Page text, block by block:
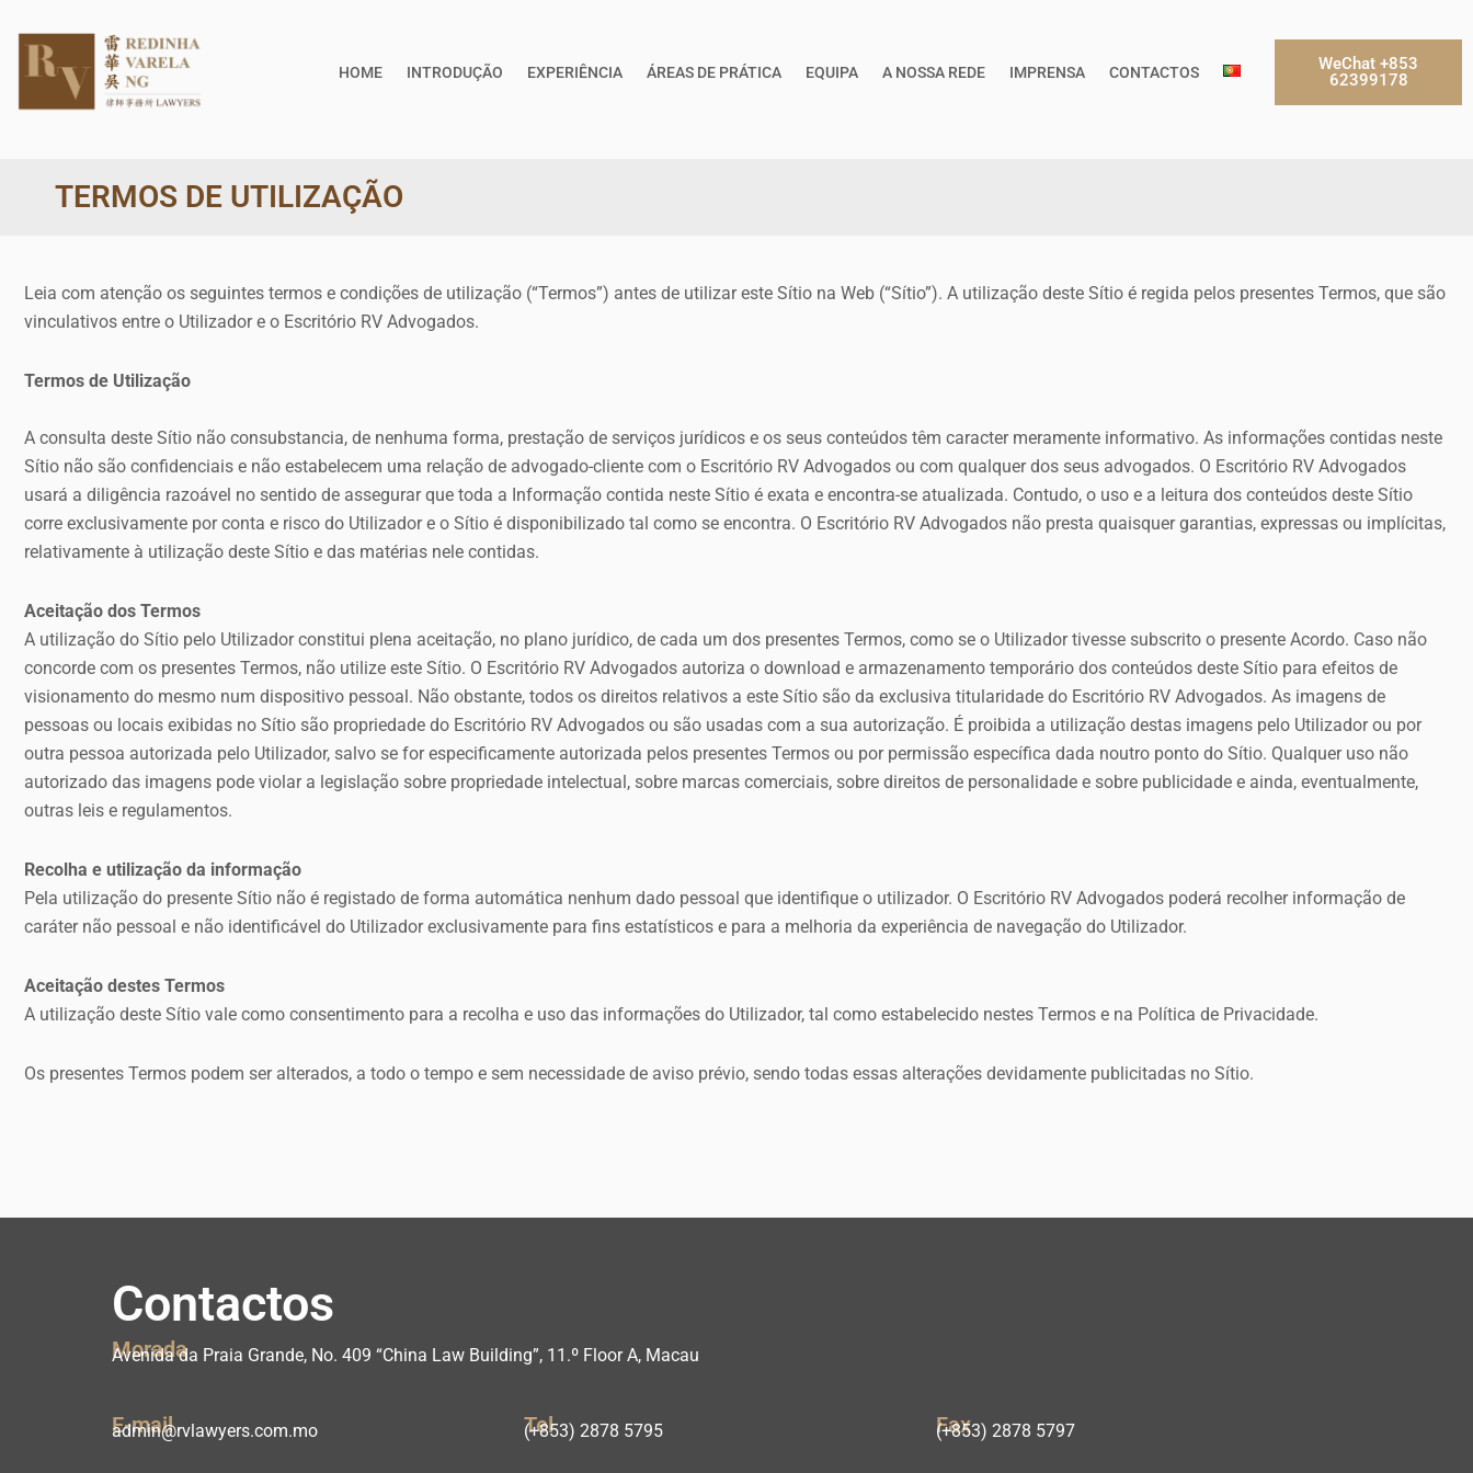
HOME INTRODUÇÃO EXPERIÊNCIA ÁREAS DE PRÁTICA EQUIPA A NOSSA REDE IMPRENSA CONTACTOS
WeChat +853
62399178
TERMOS DE UTILIZAÇÃO
Leia com atenção os seguintes termos e condições de utilização (“Termos”) antes de utilizar este Sítio na Web (“Sítio”). A utilização deste Sítio é regida pelos presentes Termos, que são
vinculativos entre o Utilizador e o Escritório RV Advogados.
Termos de Utilização
A consulta deste Sítio não consubstancia, de nenhuma forma, prestação de serviços jurídicos e os seus conteúdos têm caracter meramente informativo. As informações contidas neste
Sítio não são confidenciais e não estabelecem uma relação de advogado-cliente com o Escritório RV Advogados ou com qualquer dos seus advogados. O Escritório RV Advogados
usará a diligência razoável no sentido de assegurar que toda a Informação contida neste Sítio é exata e encontra-se atualizada. Contudo, o uso e a leitura dos conteúdos deste Sítio
corre exclusivamente por conta e risco do Utilizador e o Sítio é disponibilizado tal como se encontra. O Escritório RV Advogados não presta quaisquer garantias, expressas ou implícitas,
relativamente à utilização deste Sítio e das matérias nele contidas.
Aceitação dos Termos
A utilização do Sítio pelo Utilizador constitui plena aceitação, no plano jurídico, de cada um dos presentes Termos, como se o Utilizador tivesse subscrito o presente Acordo. Caso não
concorde com os presentes Termos, não utilize este Sítio. O Escritório RV Advogados autoriza o download e armazenamento temporário dos conteúdos deste Sítio para efeitos de
visionamento do mesmo num dispositivo pessoal. Não obstante, todos os direitos relativos a este Sítio são da exclusiva titularidade do Escritório RV Advogados. As imagens de
pessoas ou locais exibidas no Sítio são propriedade do Escritório RV Advogados ou são usadas com a sua autorização. É proibida a utilização destas imagens pelo Utilizador ou por
outra pessoa autorizada pelo Utilizador, salvo se for especificamente autorizada pelos presentes Termos ou por permissão específica dada noutro ponto do Sítio. Qualquer uso não
autorizado das imagens pode violar a legislação sobre propriedade intelectual, sobre marcas comerciais, sobre direitos de personalidade e sobre publicidade e ainda, eventualmente,
outras leis e regulamentos.
Recolha e utilização da informação
Pela utilização do presente Sítio não é registado de forma automática nenhum dado pessoal que identifique o utilizador. O Escritório RV Advogados poderá recolher informação de
caráter não pessoal e não identificável do Utilizador exclusivamente para fins estatísticos e para a melhoria da experiência de navegação do Utilizador.
Aceitação destes Termos
A utilização deste Sítio vale como consentimento para a recolha e uso das informações do Utilizador, tal como estabelecido nestes Termos e na Política de Privacidade.
Os presentes Termos podem ser alterados, a todo o tempo e sem necessidade de aviso prévio, sendo todas essas alterações devidamente publicitadas no Sítio.
Contactos
Morada
Avenida da Praia Grande, No. 409 “China Law Building”, 11.º Floor A, Macau
E-mail
admin@rvlawyers.com.mo Tel
(+853) 2878 5795 Fax
(+853) 2878 5797